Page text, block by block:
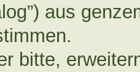
aus
bitte,